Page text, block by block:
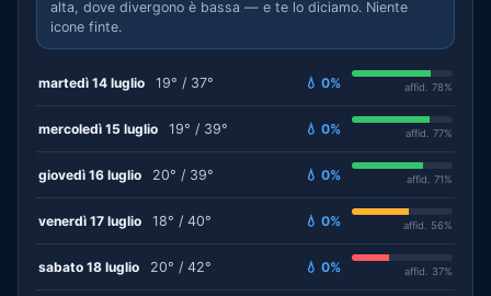
alta, dove divergono è bassa — e te lo diciamo. Niente
icone finte.
martedì 14 luglio 19° / 37° 💧 0% affid. 78%
mercoledì 15 luglio 19° / 39° 💧 0% affid. 77%
giovedì 16 luglio 20° / 39° 💧 0% affid. 71%
venerdì 17 luglio 18° / 40° 💧 0% affid. 56%
sabato 18 luglio 20° / 42° 💧 0% affid. 37%